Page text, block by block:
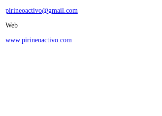
pirineoactivo@gmail.com
Web
www.pirineoactivo.com